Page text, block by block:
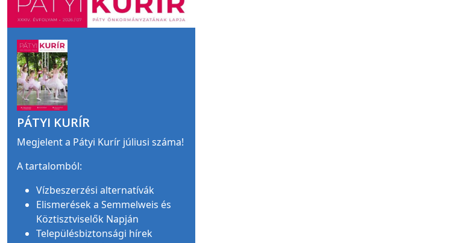
PÁTYI KURÍR
Megjelent a Pátyi Kurír júliusi száma!
A tartalomból:
Vízbeszerzési alternatívák
Elismerések a Semmelweis és
Köztisztviselők Napján
Településbiztonsági hírek